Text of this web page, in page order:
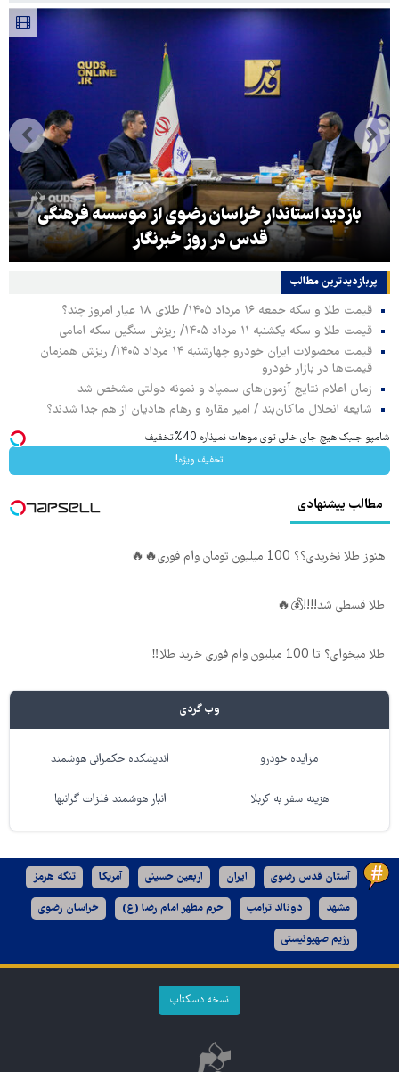
بازدید استاندار خراسان رضوی از موسسه فرهنگی
قدس در روز خبرنگار
پربازدیدترین‌ مطالب
قیمت طلا و سکه جمعه ۱۶ مرداد ۱۴۰۵/ طلای ۱۸ عیار امروز چند؟
قیمت طلا و سکه یکشنبه ۱۱ مرداد ۱۴۰۵/ ریزش سنگین سکه امامی
قیمت محصولات ایران خودرو چهارشنبه ۱۴ مرداد ۱۴۰۵/ ریزش همزمان
قیمت‌ها در بازار خودرو
زمان اعلام نتایج آزمون‌های سمپاد و نمونه دولتی مشخص شد
شایعه انحلال ماکان‌بند / امیر مقاره و رهام هادیان از هم جدا شدند؟
شامپو جلبک هیچ جای خالی توی موهات نمیذاره 40%تخفیف
تخفیف ویژه!
مطالب پیشنهادی
هنوز طلا نخریدی؟؟ 100 میلیون تومان وام فوری🔥🔥
طلا قسطی شد!!!!💰🔥
طلا میخوای؟ تا 100 میلیون وام فوری خرید طلا‼️
وب گردی
مزایده خودرو اندیشکده حکمرانی هوشمند
هزینه سفر به کربلا انبار هوشمند فلزات گرانبها
آستان قدس رضوی ایران اربعین حسینی آمریکا تنگه هرمز
مشهد دونالد ترامپ حرم مطهر امام رضا (ع) خراسان رضوی
رژیم صهیونیستی
نسخه دسکتاپ